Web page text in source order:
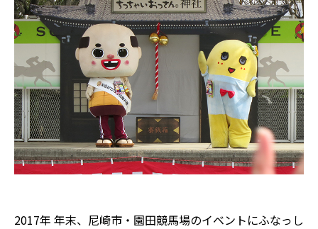
2017年 年末、尼崎市・園田競馬場のイベントにふなっし